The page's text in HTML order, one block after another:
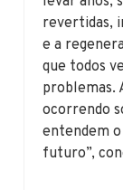
revertidas,
e a
que todos
problemas.
ocorrendo
entendem
futuro”,